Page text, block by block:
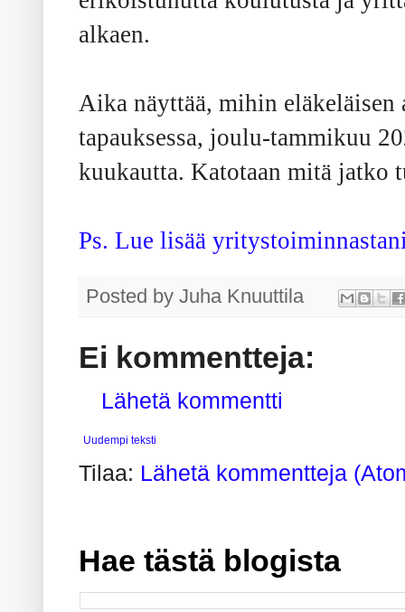
alkaen.
Aika näyttää, mihin
tapauksessa, joulu-tammikuu
kuukautta. Katotaan mitä jatko
Ps. Lue lisää
Posted byJuha Knuuttila
Ei kommentteja:
Lähetä kommentti
Uudempi teksti
Tilaa: Lähetä kommentteja
Hae tästä blogista